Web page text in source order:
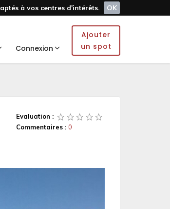
à vos centres d'intérêts.
OK
Connexion
Ajouter
un spot
Evaluation :
Commentaires : 0